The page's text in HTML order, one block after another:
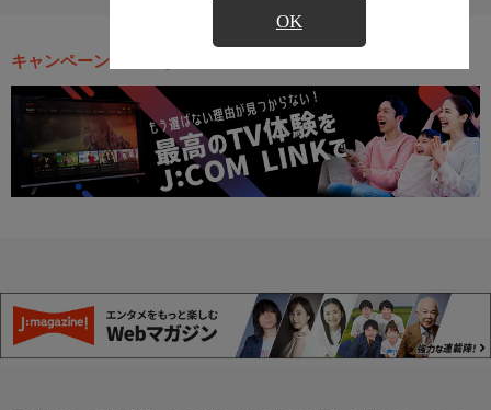
OK
キャンペーン・お得な情報